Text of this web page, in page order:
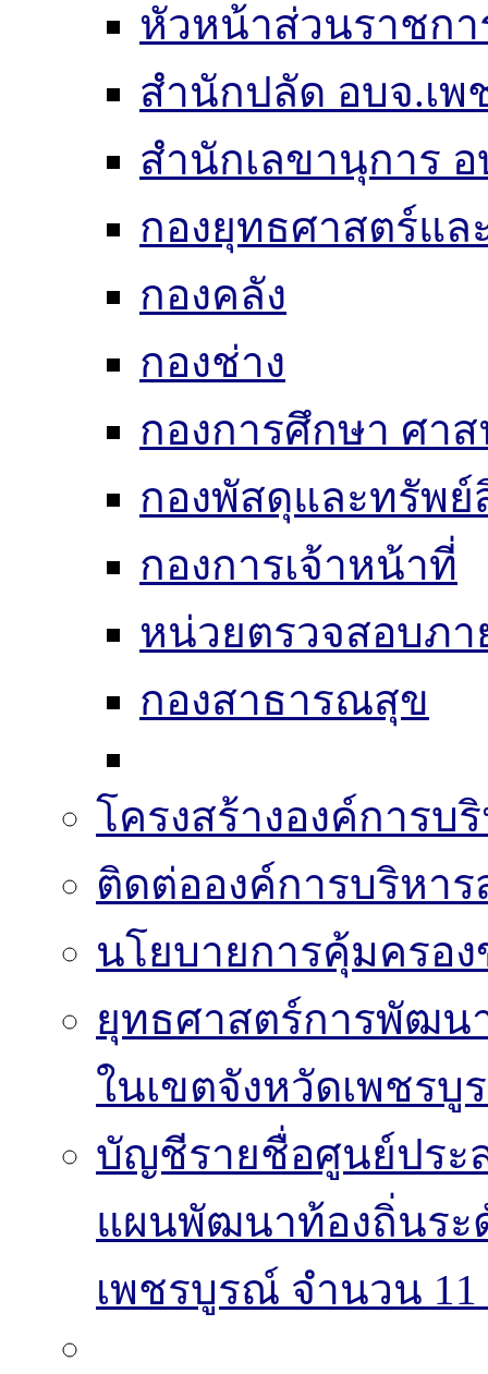
หัวหน้าส่วนราชกา
สำนักปลัด อบจ.เ
สำนักเลขานุการ อ
กองยุทธศาสตร์แ
กองคลัง
กองช่าง
กองการศึกษา ศา
กองพัสดุและทรัพย์
กองการเจ้าหน้าที่
หน่วยตรวจสอบภา
กองสาธารณสุข
โครงสร้างองค์การ
ติดต่อองค์การบริหา
นโยบายการคุ้มครอ
ยุทธศาสตร์การพัฒน
ในเขตจังหวัดเพชรบู
บัญชีรายชื่อศูนย์ประ
แผนพัฒนาท้องถิ่นระ
เพชรบูรณ์ จำนวน 11